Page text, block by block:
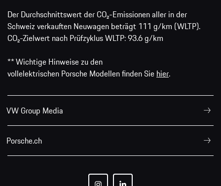
Der Durchschnittswert der CO₂-Emissionen aller in der
Schweiz verkauften Neuwagen beträgt 111 g/km (WLTP).
CO₂-Zielwert nach Prüfzyklus WLTP: 93.6 g/km
** Wichtige Hinweise zu den
vollelektrischen Porsche Modellen finden Sie hier.
VW Group Media
Porsche.ch